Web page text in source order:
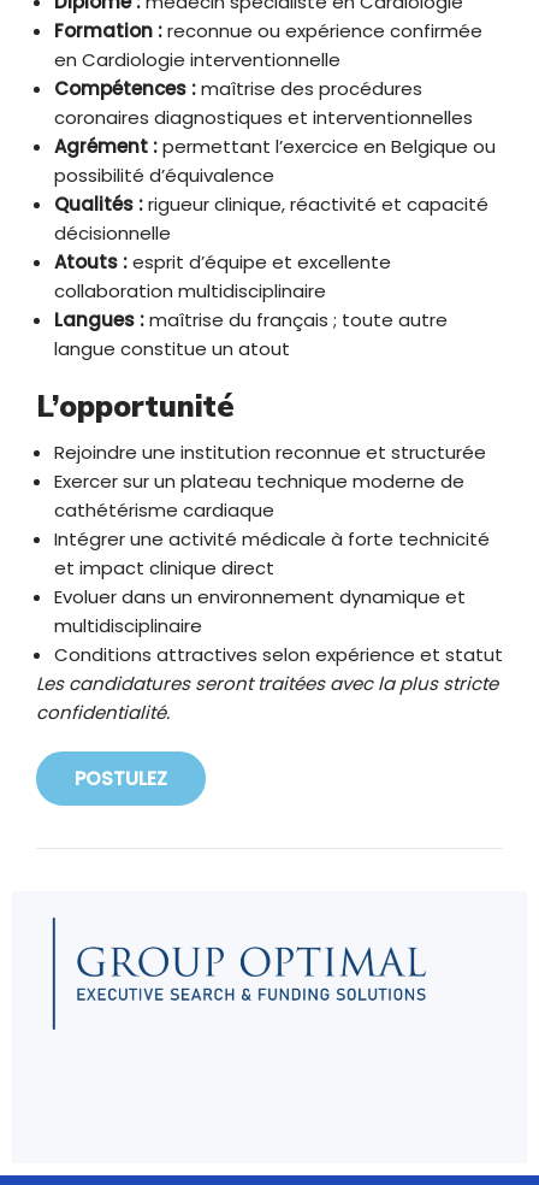
Formation :reconnue ou expérience confirmée
en Cardiologie interventionnelle
Compétences :maîtrise des procédures
coronaires diagnostiques et interventionnelles
Agrément :permettant l’exercice en Belgique ou
possibilité d’équivalence
Qualités :rigueur clinique, réactivité et capacité
décisionnelle
Atouts :esprit d’équipe et excellente
collaboration multidisciplinaire
Langues :maîtrise du français ; toute autre
langue constitue un atout
L’opportunité
Rejoindre une institution reconnue et structurée
Exercer sur un plateau technique moderne de
cathétérisme cardiaque
Intégrer une activité médicale à forte technicité
et impact clinique direct
Evoluer dans un environnement dynamique et
multidisciplinaire
Conditions attractives selon expérience et statut
Les candidatures seront traitées avec la plus stricte
confidentialité.
POSTULEZ